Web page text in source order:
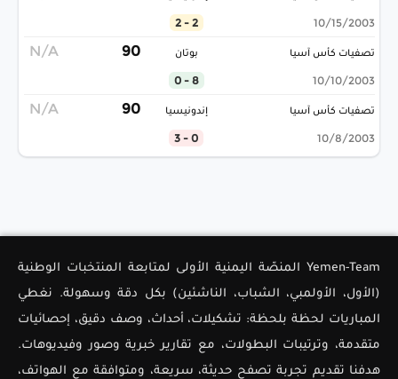
10/15/2003
2 - 2
تصفيات كأس آسيا
10/10/2003
بوتان
8 - 0
90
N/A
تصفيات كأس آسيا
10/8/2003
إندونيسيا
0 - 3
90
N/A
Yemen-Team المنصّة اليمنية الأولى لمتابعة المنتخبات الوطنية
(الأول، الأولمبي، الشباب، الناشئين) بكل دقة وسهولة. نغطي
المباريات لحظة بلحظة: تشكيلات، أحداث، وصف دقيق، إحصائيات
متقدمة، وترتيبات البطولات، مع تقارير خبرية وصور وفيديوهات.
هدفنا تقديم تجربة تصفح حديثة، سريعة، ومتوافقة مع الهواتف،